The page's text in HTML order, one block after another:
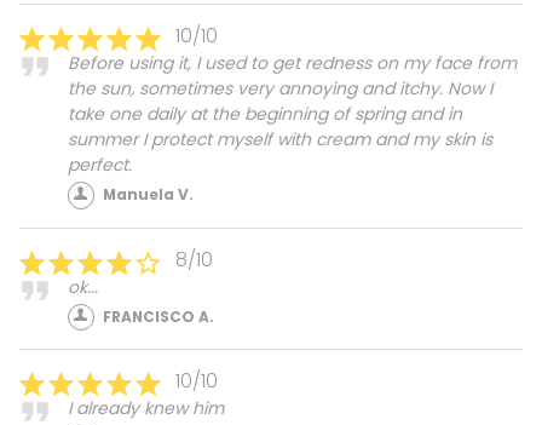
10/10
Before using it, I used to get redness on my face from
the sun, sometimes very annoying and itchy. Now I
take one daily at the beginning of spring and in
summer I protect myself with cream and my skin is
perfect.
Manuela V.
8/10
ok...
FRANCISCO A.
10/10
I already knew him